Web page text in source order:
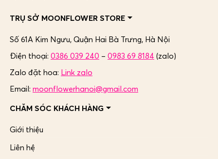
TRỤ SỞ MOONFLOWER STORE
Số 61A Kim Ngưu, Quận Hai Bà Trưng, Hà Nội
Điện thoại: 0386 039 240 – 0983 69 8184 (zalo)
Zalo đặt hoa: Link zalo
Email: moonflowerhanoi@gmail.com
CHĂM SÓC KHÁCH HÀNG
Giới thiệu
Liên hệ